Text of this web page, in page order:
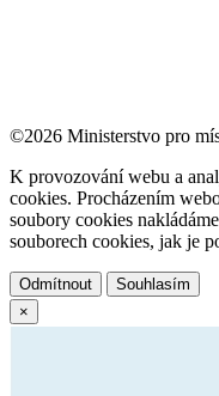
©2026 Ministerstvo pro
K provozování webu a
cookies. Procházením
soubory cookies
souborech cookies, jak je
Odmítnout
Souhlasím
×